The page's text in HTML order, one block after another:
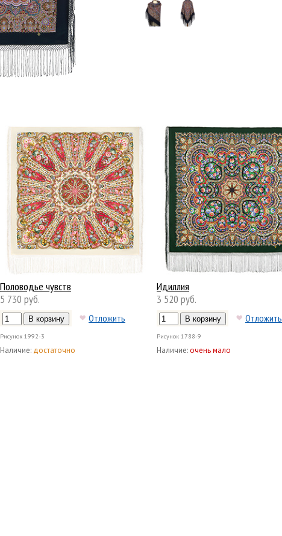
Половодье чувств
5 730 руб.
Отложить
Рисунок 1992-3
Наличие: достаточно
Идиллия
3 520 руб.
Отложить
Рисунок 1788-9
Наличие:очень мало